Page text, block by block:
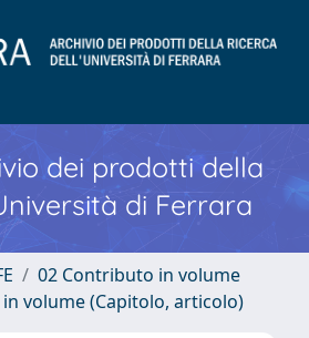
dei prodotti della
di Ferrara
02 Contributo in volume
volume (Capitolo, articolo)